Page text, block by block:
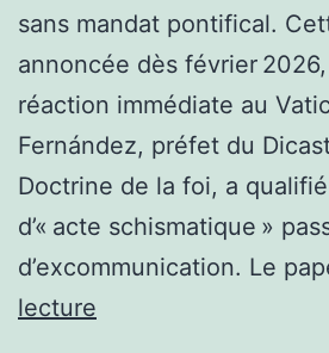
sans mandat pontifical.
annoncée dès février
réaction immédiate au
Fernández, préfet du
Doctrine de la foi, a
d’« acte schismatique »
d’excommunication. Le
lecture